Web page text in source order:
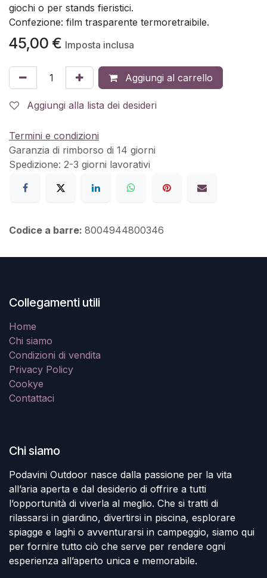
giochi o per stands fieristici.
Confezione: film trasparente termoretraibile.
45,00 € Imposta inclusa
Aggiungi al carrello
Aggiungi alla lista dei desideri
Termini e condizioni
Garanzia di rimborso di 14 giorni
Spedizione: 2-3 giorni lavorativi
Codice a barre: 8004944800346
Collegamenti utili
Home
Chi siamo
Condizioni di vendita
Privacy Policy
Cookye
Contattaci
Chi siamo
Podavini Outdoor nasce dalla passione per la vita
all’aria aperta e dal desiderio di offrire a tutti
l’opportunità di viverla al meglio. Che si tratti di
rilassarsi in giardino, divertirsi in piscina, esplorare
spiagge e laghi o avventurarsi in campeggio, siamo qui
per fornire tutto ciò che serve per rendere ogni
esperienza all’aperto unica e memorabile.